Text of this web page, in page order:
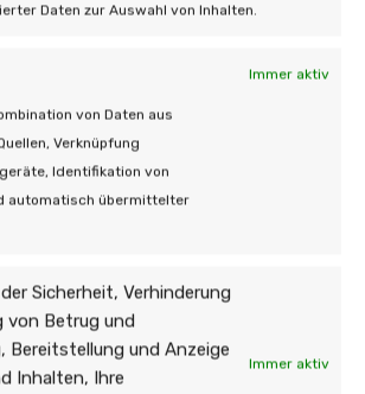
Daten zur Auswahl von Inhalten.
Immer aktiv
von Daten aus
Verknüpfung
Identifikation von
automatisch übermittelter
Sicherheit, Verhinderung
von Betrug und
Bereitstellung und Anzeige
Inhalten, Ihre
Immer aktiv